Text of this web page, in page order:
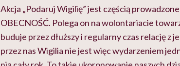
Akcja „Podaruj Wigilię” jest częścią
OBECNOŚĆ. Polega on na wolontariacie
buduje przez dłuższy i regularny czas relację z
przez nas Wigilia nie jest więc wydarzeniem